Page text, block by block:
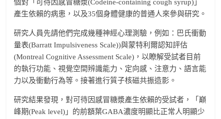
個對「可待因感冒糖漿(Codeine-containing cough syrup)」
產生依賴的病患，以及35個身體健康的普通人來參與研究。
研究人員先請他們完成幾種神經心理測驗，例如：巴氏衝動
量表(Barratt Impulsiveness Scale))與蒙特利爾認知評估
(Montreal Cognitive Assessment Scale)，以瞭解受試者目前
的執行功能、視覺空間辨識能力、定向感、注意力、語言能
力以及衝動行為等。接著進行質子核磁共振造影。
研究結果發現，對可待因感冒糖漿產生依賴的受試者，「巔
峰期(Peak level)」的前額葉GABA濃度明顯比正常人明顯少